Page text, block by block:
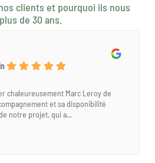
clients et pourquoi ils nous
de 30 ans.
chaleureusement Marc Leroy de
et sa disponibilité
notre projet, qui a...